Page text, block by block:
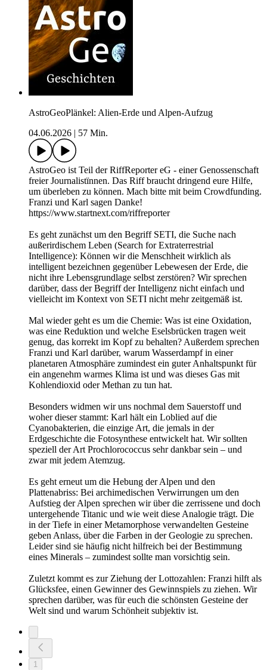
AstroGeoPlänkel: Alien-Erde und Alpen-Aufzug
04.06.2026
57 Min.
AstroGeo ist Teil der RiffReporter eG - einer Genossenschaft
freier Journalistïnnen. Das Riff braucht dringend eure Hilfe,
um überleben zu können. Mach bitte mit beim Crowdfunding.
Franzi und Karl sagen Danke!
https://www.startnext.com/riffreporter
Es geht zunächst um den Begriff SETI, die Suche nach
außerirdischem Leben (Search for Extraterrestrial
Intelligence): Können wir die Menschheit wirklich als
intelligent bezeichnen gegenüber Lebewesen der Erde, die
nicht ihre Lebensgrundlage selbst zerstören? Wir sprechen
darüber, dass der Begriff der Intelligenz nicht einfach und
vielleicht im Kontext von SETI nicht mehr zeitgemäß ist.
Mal wieder geht es um die Chemie: Was ist eine Oxidation,
was eine Reduktion und welche Eselsbrücken tragen weit
genug, das korrekt im Kopf zu behalten? Außerdem sprechen
Franzi und Karl darüber, warum Wasserdampf in einer
planetaren Atmosphäre zumindest ein guter Anhaltspunkt für
ein angenehm warmes Klima ist und was dieses Gas mit
Kohlendioxid oder Methan zu tun hat.
Besonders widmen wir uns nochmal dem Sauerstoff und
woher dieser stammt: Karl hält ein Loblied auf die
Cyanobakterien, die einzige Art, die jemals in der
Erdgeschichte die Fotosynthese entwickelt hat. Wir sollten
speziell der Art Prochlorococcus sehr dankbar sein – und
zwar mit jedem Atemzug.
Es geht erneut um die Hebung der Alpen und den
Plattenabriss: Bei archimedischen Verwirrungen um den
Aufstieg der Alpen sprechen wir über die zerrissene und doch
untergehende Titanic und wie weit diese Analogie trägt. Die
in der Tiefe in einer Metamorphose verwandelten Gesteine
geben Anlass, über die Farben in der Geologie zu sprechen.
Leider sind sie häufig nicht hilfreich bei der Bestimmung
eines Minerals – zumindest sollte man vorsichtig sein.
Zuletzt kommt es zur Ziehung der Lottozahlen: Franzi hilft als
Glücksfee, einen Gewinner des Gewinnspiels zu ziehen. Wir
sprechen darüber, was für euch die schönsten Gesteine der
Welt sind und warum Schönheit subjektiv ist.
1